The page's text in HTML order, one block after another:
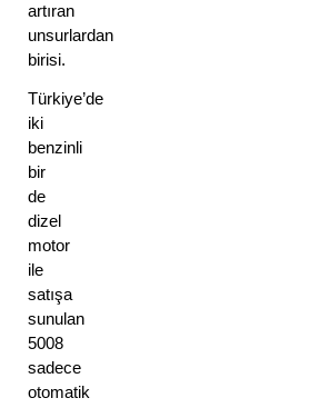
artıran
unsurlardan
birisi.
Türkiye’de
iki
benzinli
bir
de
dizel
motor
ile
satışa
sunulan
5008
sadece
otomatik